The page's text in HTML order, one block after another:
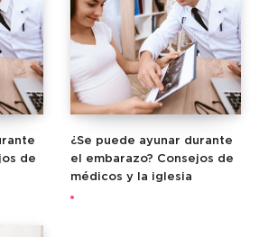
de
¿Se puede ayunar durante
el embarazo? Consejos de
médicos y la iglesia